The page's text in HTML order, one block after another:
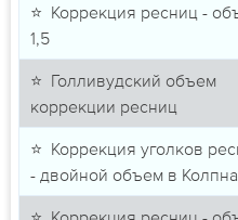
⭐ Коррекция ресниц -
1,5
⭐ Голливудский объем
коррекции ресниц
⭐ Коррекция уголков
- двойной объем в